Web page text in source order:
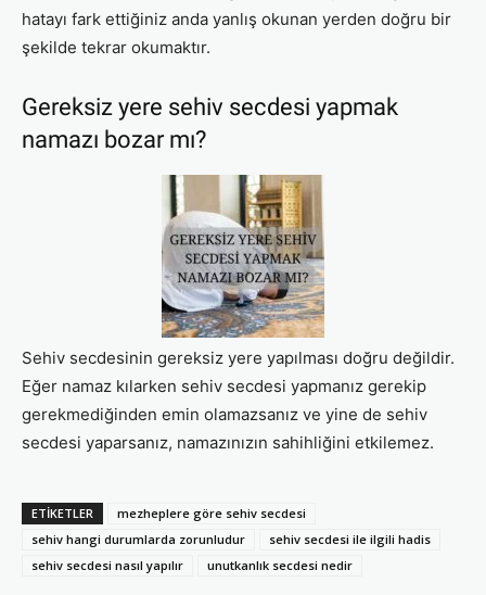
hatayı fark ettiğiniz anda yanlış okunan yerden doğru bir
şekilde tekrar okumaktır.
Gereksiz yere sehiv secdesi yapmak
namazı bozar mı?
Sehiv secdesinin gereksiz yere yapılması doğru değildir.
Eğer namaz kılarken sehiv secdesi yapmanız gerekip
gerekmediğinden emin olamazsanız ve yine de sehiv
secdesi yaparsanız, namazınızın sahihliğini etkilemez.
ETIKETLER
mezheplere göre sehiv secdesi
sehiv hangi durumlarda zorunludur
sehiv secdesi ile ilgili hadis
sehiv secdesi nasıl yapılır
unutkanlık secdesi nedir